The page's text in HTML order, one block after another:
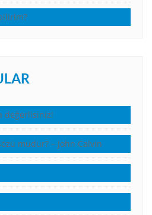
değerlisiniz!
müdür? – John Calvin